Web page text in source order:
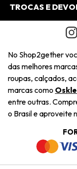
Journal
Saiu na Mídia
Sustentabilidade
Navegando
Termos e
Trabalhe Conosco
Regulamento e
Minha Conta
Pedido de
Wishlist
TROCAS E
Condições Gerais
Troca Fácil
Restituição de
Dúvidas
Termos e
Política de
No Shop2gether
das melhores
roupas, calçados,
marcas como
entre outras.
o Brasil e aproveite